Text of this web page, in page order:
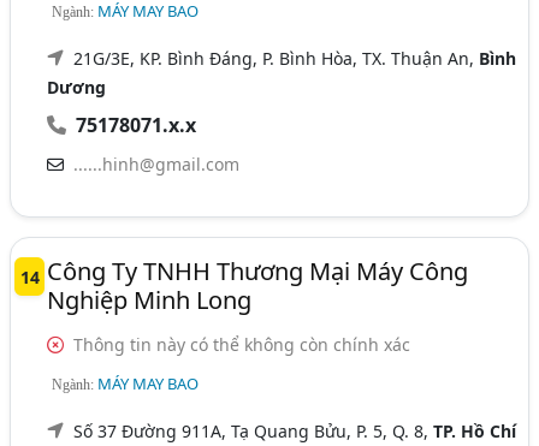
Ngành: MÁY MAY BAO
21G/3E, KP. Bình Đáng, P. Bình Hòa, TX. Thuận An, Bình
Dương
75178071.x.x
......hinh@gmail.com
14 Công Ty TNHH Thương Mại Máy Công
Nghiệp Minh Long
Thông tin này có thể không còn chính xác
Ngành: MÁY MAY BAO
Số 37 Đường 911A, Tạ Quang Bửu, P. 5, Q. 8,TP. Hồ Chí